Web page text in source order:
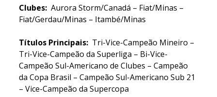
Clubes: Aurora Storm/Canadá – Fiat/Minas –
Fiat/Gerdau/Minas – Itambé/Minas
Títulos Principais: Tri-Vice-Campeão Mineiro –
Tri-Vice-Campeão da Superliga – Bi-Vice-
Campeão Sul-Americano de Clubes – Campeão
da Copa Brasil – Campeão Sul-Americano Sub 21
– Vice-Campeão da Supercopa